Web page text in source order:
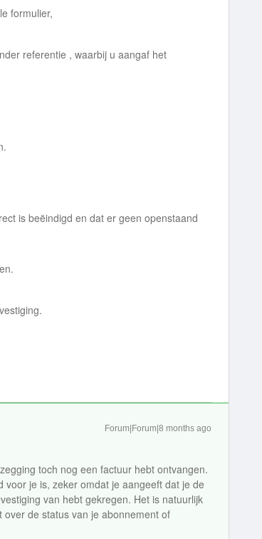
formulier,
referentie , waarbij u aangaf het
is beëindigd en dat er geen openstaand
Forum|Forum|8 months ago
toch nog een factuur hebt ontvangen.
je is, zeker omdat je aangeeft dat je de
van hebt gekregen. Het is natuurlijk
de status van je abonnement of